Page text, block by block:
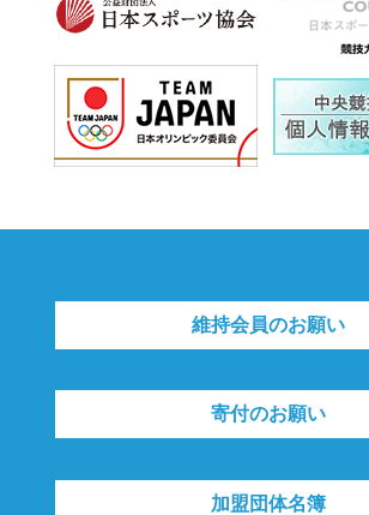
維持会員のお願い
寄付のお願い
加盟団体名簿